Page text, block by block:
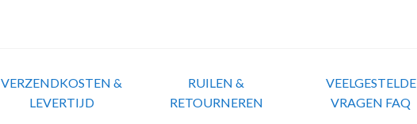
VERZENDKOSTEN &
LEVERTIJD
RUILEN &
RETOURNEREN
VEELGESTELDE
VRAGEN FAQ